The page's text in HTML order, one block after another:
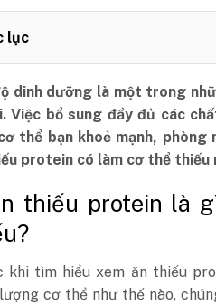
lục
dinh dưỡng là một trong
Việc bổ sung đầy đủ các
thể bạn khoẻ mạnh,
protein có làm cơ thể thiếu
thiếu protein là
khi tìm hiểu xem ăn thiếu
cơ thể như thế nào,